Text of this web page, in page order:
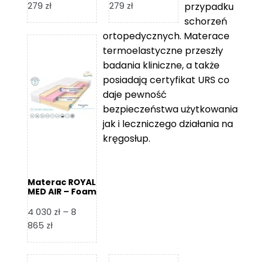
279 złZakres
od
5
279 zł
279 złZakres
od
1
229 zł
2
279 zł
Materac ROYAL
MED AIR – Foam
4 030 zł – 8
865 złZakres
od
przypadku
schorzeń
ortopedycznych. Materace
termoelastyczne przeszły
badania kliniczne, a także
posiadają certyfikat URS co
daje pewność
bezpieczeństwa użytkowania
jak i leczniczego działania na
kręgosłup.